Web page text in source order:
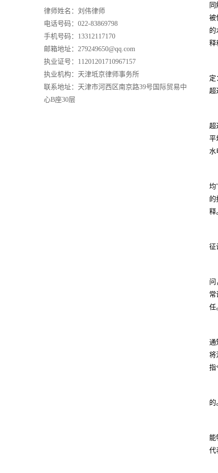
律师姓名：刘伟律师
电话号码：022-83869798
手机号码：13312117170
邮箱地址：279249650@qq.com
执业证号：11201201710967157
执业机构：天津坻京律师事务所
联系地址：天津市河西区南京路39号国际贸易中
心B座30层
被
的
释
定
超
超
平
水
均
的
释
征
问
常
任
通
将
指
的
能
代